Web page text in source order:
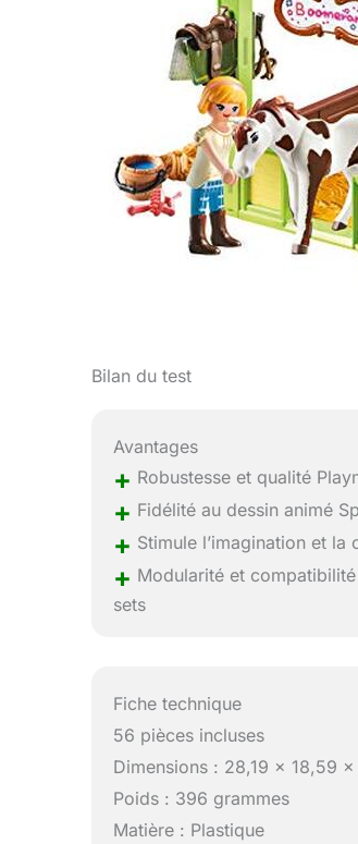
Bilan du test
Avantages
+ Robustesse et qualité
+ Fidélité au dessin animé
+ Stimule l’imagination et la
+ Modularité et compatibilité
sets
Fiche technique
56 pièces incluses
Dimensions : 28,19 x 18,59 x
Poids : 396 grammes
Matière : Plastique